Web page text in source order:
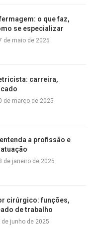
o que faz,
se especializar
de maio de 2025
carreira,
de março de 2025
a profissão e
de janeiro de 2025
cirúrgico: funções,
de trabalho
de junho de 2025